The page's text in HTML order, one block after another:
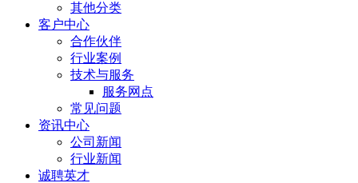
其他分类
客户中心
合作伙伴
行业案例
技术与服务
服务网点
常见问题
资讯中心
公司新闻
行业新闻
诚聘英才